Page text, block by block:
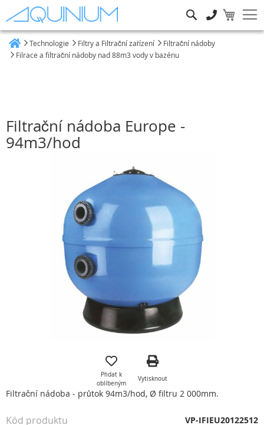
Technologie Filtry a Filtrační zařízení
Filtrační nádoby
Filrace a filtrační nádoby nad 88m3 vody v bazénu
Filtrační nádoba Europe -
94m3/hod
s
Přidat k
oblíbeným
Vytisknout
Filtrační nádoba - průtok 94m3/hod, Ø filtru 2 000mm.
Kód produktu VP-IFIEU20122512